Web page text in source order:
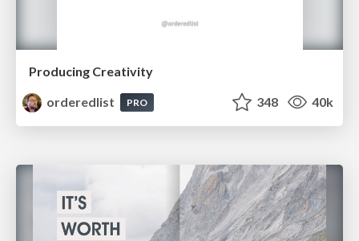
Producing Creativity
orderedlist
PRO 348 40k